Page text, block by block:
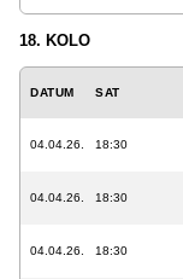
18. KOLO
DATUM SAT
04.04.26. 18:30
04.04.26. 18:30
04.04.26. 18:30